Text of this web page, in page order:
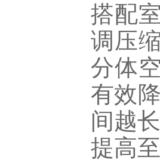
搭配
调压
分体
有效
间越
提高